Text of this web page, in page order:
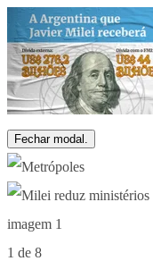
Fechar modal.
1 de 8